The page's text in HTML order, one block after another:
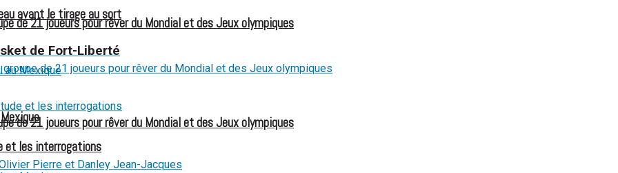
avant le tirage au sort
de 21 joueurs pour rêver du Mondial et des Jeux olympiques
de 21 joueurs pour rêver du Mondial et des Jeux olympiques
de Fort-Liberté
et les interrogations